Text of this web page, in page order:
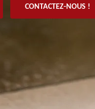
CONTACTEZ-NOUS !